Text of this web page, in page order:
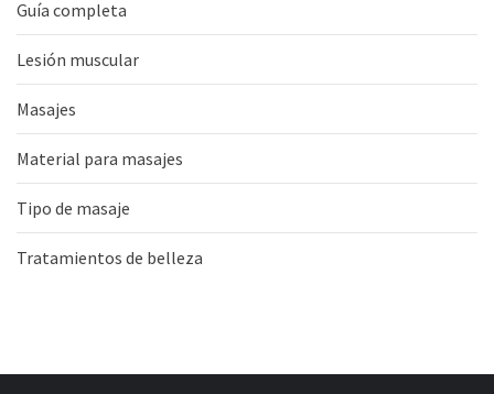
Guía completa
Lesión muscular
Masajes
Material para masajes
Tipo de masaje
Tratamientos de belleza